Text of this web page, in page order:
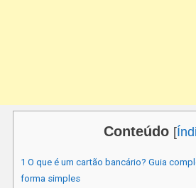
Conteúdo [
1 O que é um cartão bancário? Guia
forma simples